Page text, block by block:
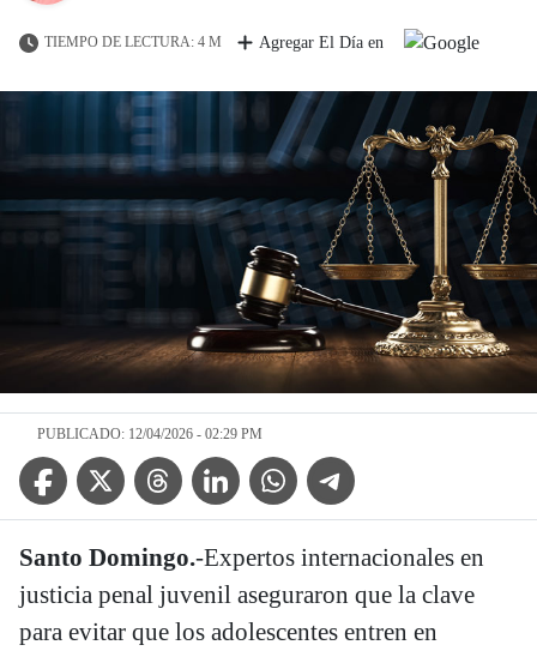
TIEMPO DE LECTURA: 4 M Agregar El Día en
PUBLICADO: 12/04/2026 - 02:29 PM
Facebook IconTwitter IconThreads IconLinkedin IconWhatsApp IconTelegram Icon
Santo Domingo.-Expertos internacionales en
justicia penal juvenil aseguraron que la clave
para evitar que los adolescentes entren en